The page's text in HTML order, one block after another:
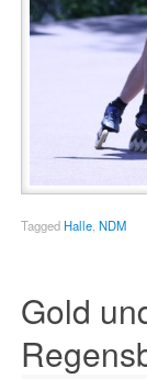
Tagged Halle, NDM
Gold